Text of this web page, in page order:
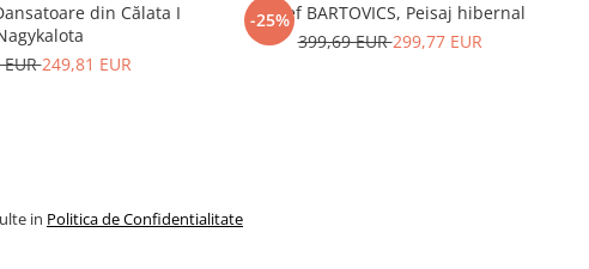
din Călata I
EUR249,81 EUR
-25%
József BARTOVICS, Peisaj hibernal
399,69 EUR299,77 EUR
in Politica de Confidentialitate